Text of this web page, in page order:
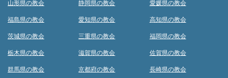
山形県の教会
福島県の教会
茨城県の教会
栃木県の教会
群馬県の教会
静岡県の教会
愛知県の教会
三重県の教会
滋賀県の教会
京都府の教会
愛媛県の教会
高知県の教会
福岡県の教会
佐賀県の教会
長崎県の教会